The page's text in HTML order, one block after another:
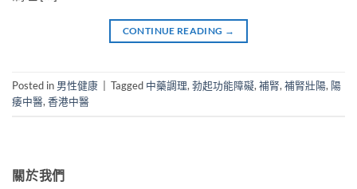
CONTINUE READING →
Posted in 男性健康 Tagged 中藥調理,勃起功能障礙,補腎,補腎壯陽, 陽
痿中醫,香港中醫
關於我們